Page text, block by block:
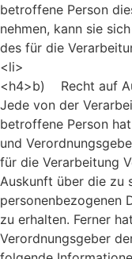
betroffene Person
nehmen, kann sie
des für die
<li>
<h4>b) Recht auf
Jede von der
betroffene Person
und
für die Verarbeitung
Auskunft über die zu
personenbezogenen
zu erhalten. Ferner
Verordnungsgeber